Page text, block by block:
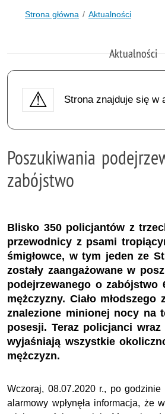
Strona główna Aktualności
Aktualności
Strona znajduje się w
Poszukiwania
zabójstwo
Blisko 350 policjantów z
przewodnicy z psami
śmigłowce, w tym jeden ze
zostały zaangażowane w
podejrzewanego o zabójstwo
mężczyzny. Ciało młodszego
znalezione minionej nocy na
posesji. Teraz policjanci
wyjaśniają wszystkie
mężczyzn.
Wczoraj, 08.07.2020 r., po
alarmowy wpłynęła informacja, że